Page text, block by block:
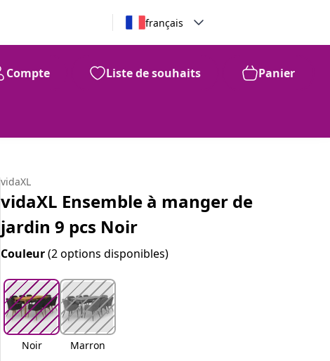
français
Compte Liste de souhaits Panier
1,553 99
vidaXL
vidaXL Ensemble à manger de
jardin 9 pcs Noir
Couleur(2 options disponibles)
Noir Marron